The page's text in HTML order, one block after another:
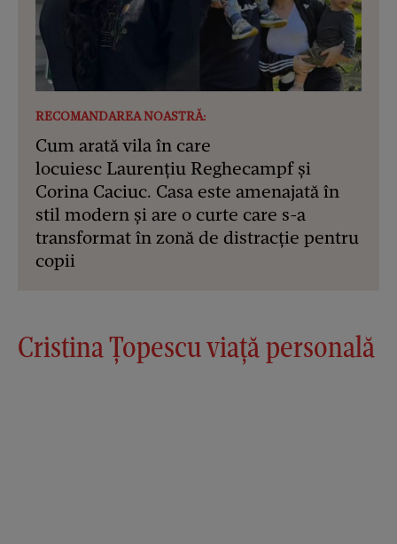
RECOMANDAREA NOASTRĂ:
Cum arată vila în care
locuiesc Laurențiu Reghecampf și
Corina Caciuc. Casa este amenajată în
stil modern și are o curte care s-a
transformat în zonă de distracție pentru
copii
Cristina Țopescu viață personală